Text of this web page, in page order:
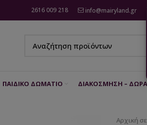
2616 009 218 info@mairyland.gr
ΠΑΙΔΙΚΌ ΔΩΜΆΤΙΟ ΔΙΑΚΌΣΜΗΣΗ – ΔΏΡΑ
Αρχική